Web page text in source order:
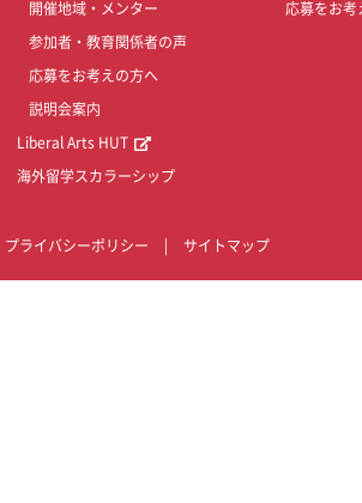
開催地域・メンター
参加者・教育関係者の声
応募をお考えの方へ
説明会案内
Liberal Arts HUT
海外留学スカラーシップ
応募をお考
プライバシーポリシー サイトマップ